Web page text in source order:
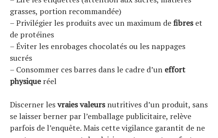
grasses, portion recommandée)
– Privilégier les produits avec un maximum defibreset
de protéines
– Éviter les enrobages chocolatés ou les nappages
sucrés
– Consommer ces barres dans le cadre d’un effort
physiqueréel
Discerner lesvraies valeursnutritives d’un produit, sans
se laisser berner par l’emballage publicitaire, relève
parfois de l’enquête. Mais cette vigilance garantit de ne